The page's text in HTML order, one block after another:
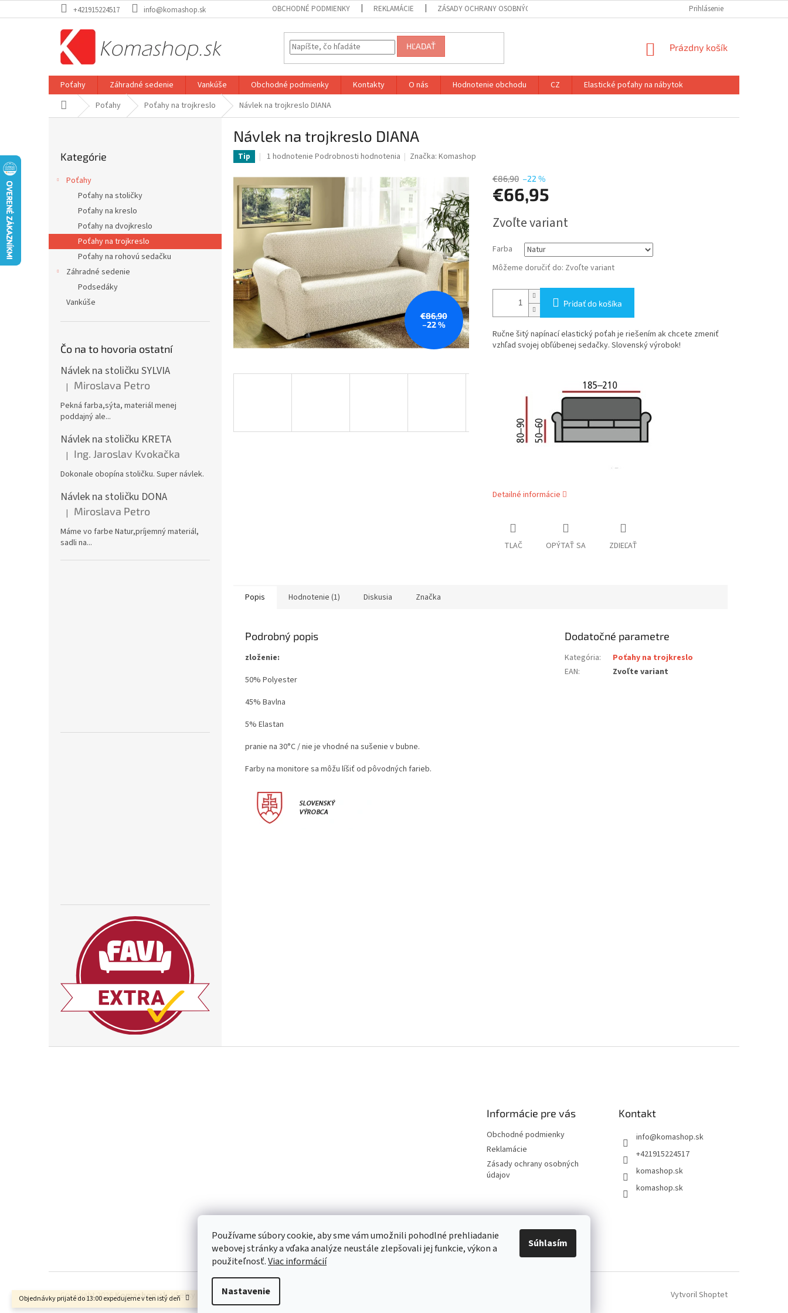
Používame súbory cookie, aby sme vám umožnili pohodlné prehliadanie
webovej stránky a vďaka analýze neustále zlepšovali jej funkcie, výkon a
použiteľnosť.Viac informácií
Nastavenie
Súhlasím
na
Objednávky prijaté do 13:00 expedujeme v ten istý deň
+421915224517 info@komashop.sk OBCHODNÉ PODMIENKY REKLAMÁCIE ZÁSADY OCHRANY OSOBNÝCH ÚDAJOV Prihlásenie
HĽADAŤ
NÁKUPNÝ
Prázdny košík
Poťahy Záhradné sedenie Vankúše Obchodné podmienky Kontakty O nás Hodnotenie obchodu CZ
Elastické poťahy na nábytok
DomovPoťahy Poťahy na trojkreslo Návlek na trojkreslo DIANA
kategórie
Kategórie
Poťahy
Poťahy na stoličky
Poťahy na kreslo
Poťahy na dvojkreslo
Poťahy na trojkreslo
Poťahy na rohovú sedačku
Záhradné sedenie
Podsedáky
Vankúše
Čo na to hovoria ostatní
Návlek na stoličku SYLVIA
Hodnotenie produktu je 5 z 5 hviezdičiek.
| Miroslava Petro
Pekná farba,sýta, materiál menej
poddajný ale...
Návlek na stoličku KRETA
Hodnotenie produktu je 5 z 5 hviezdičiek.
| Ing. Jaroslav Kvokačka
Dokonale obopína stoličku. Super návlek.
Návlek na stoličku DONA
Hodnotenie produktu je 5 z 5 hviezdičiek.
| Miroslava Petro
Máme vo farbe Natur,príjemný materiál,
sadli na...
Návlek na trojkreslo DIANA
Tip
Priemerné
produktu
je
5,0
z
5
hviezdičiek.
1 hodnotenie Podrobnosti hodnotenia Značka:Komashop
€86,90
–22 %
€86,90 –22 %
€66,95
cena:
Zvoľte variant
Farba
Môžeme doručiť do: Zvoľte variant
Pridať do košíka
Ručne šitý napínací elastický poťah je riešením ak chcete zmeniť
vzhľad svojej obľúbenej sedačky. Slovenský výrobok!
Detailné informácie
TLAČ OPÝTAŤ SA ZDIEĽAŤ
Popis Hodnotenie (1) Diskusia Značka
Podrobný popis
zloženie:
50% Polyester
45% Bavlna
5% Elastan
pranie na 30°C / nie je vhodné na sušenie v bubne.
Farby na monitore sa môžu líšiť od pôvodných farieb.
Dodatočné parametre
Kategória:
Poťahy na trojkreslo
EAN: Zvoľte variant
Informácie pre vás
Obchodné podmienky
Reklamácie
Zásady ochrany osobných
údajov
Kontakt
info@komashop.sk
+421915224517
komashop.sk
komashop.sk
Overene
Vytvoril Shoptet
Copyright 2026Komashop.sk. Všetky práva vyhradené.Upraviť nastavenie cookies